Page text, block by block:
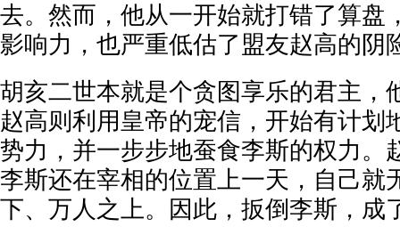
去。然而，他从一开始就打错了算盘
影响力，也严重低估了盟友赵高的阴
胡亥二世本就是个贪图享乐的君主，
赵高则利用皇帝的宠信，开始有计划
势力，并一步步地蚕食李斯的权力。
李斯还在宰相的位置上一天，自己就
下、万人之上。因此，扳倒李斯，成